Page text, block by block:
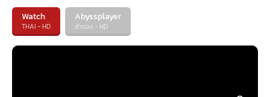
Watch
THAI - HD
Abyssplayer
สำรอง - HD